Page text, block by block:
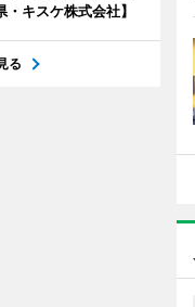
キスケ株式会社】
る